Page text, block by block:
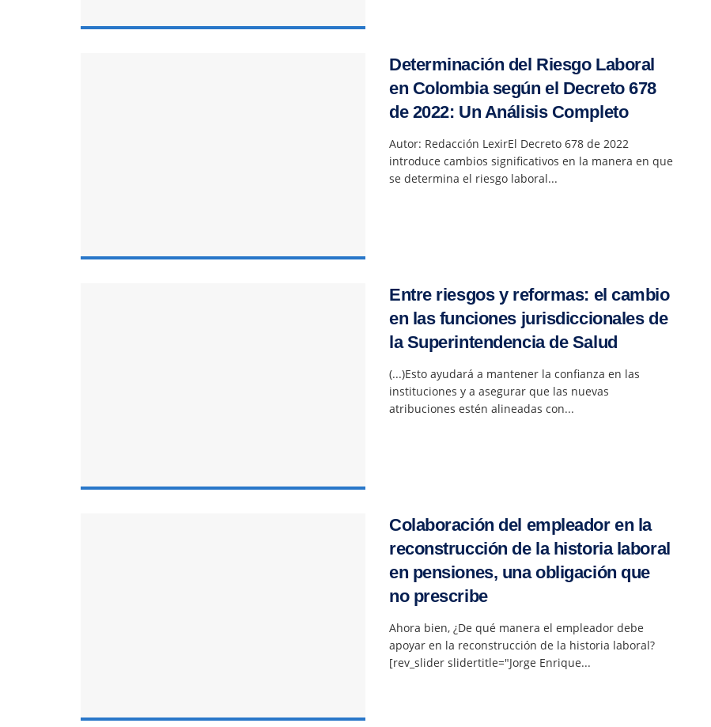
Determinación del Riesgo Laboral
en Colombia según el Decreto 678
de 2022: Un Análisis Completo
Autor: Redacción LexirEl Decreto 678 de 2022
introduce cambios significativos en la manera en que
se determina el riesgo laboral...
Entre riesgos y reformas: el cambio
en las funciones jurisdiccionales de
la Superintendencia de Salud
(...)Esto ayudará a mantener la confianza en las
instituciones y a asegurar que las nuevas
atribuciones estén alineadas con...
Colaboración del empleador en la
reconstrucción de la historia laboral
en pensiones, una obligación que
no prescribe
Ahora bien, ¿De qué manera el empleador debe
apoyar en la reconstrucción de la historia laboral?
[rev_slider slidertitle="Jorge Enrique...